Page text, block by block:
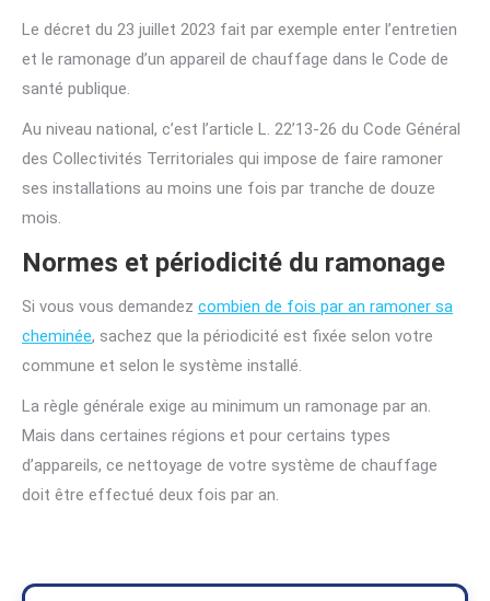
Le décret du 23 juillet 2023 fait par exemple enter l’entretien
et le ramonage d’un appareil de chauffage dans le Code de
santé publique.
Au niveau national, c’est l’article L. 22’13-26 du Code Général
des Collectivités Territoriales qui impose de faire ramoner
ses installations au moins une fois par tranche de douze
mois.
Normes et périodicité du ramonage
Si vous vous demandez combien de fois par an ramoner sa
cheminée, sachez que la périodicité est fixée selon votre
commune et selon le système installé.
La règle générale exige au minimum un ramonage par an.
Mais dans certaines régions et pour certains types
d’appareils, ce nettoyage de votre système de chauffage
doit être effectué deux fois par an.